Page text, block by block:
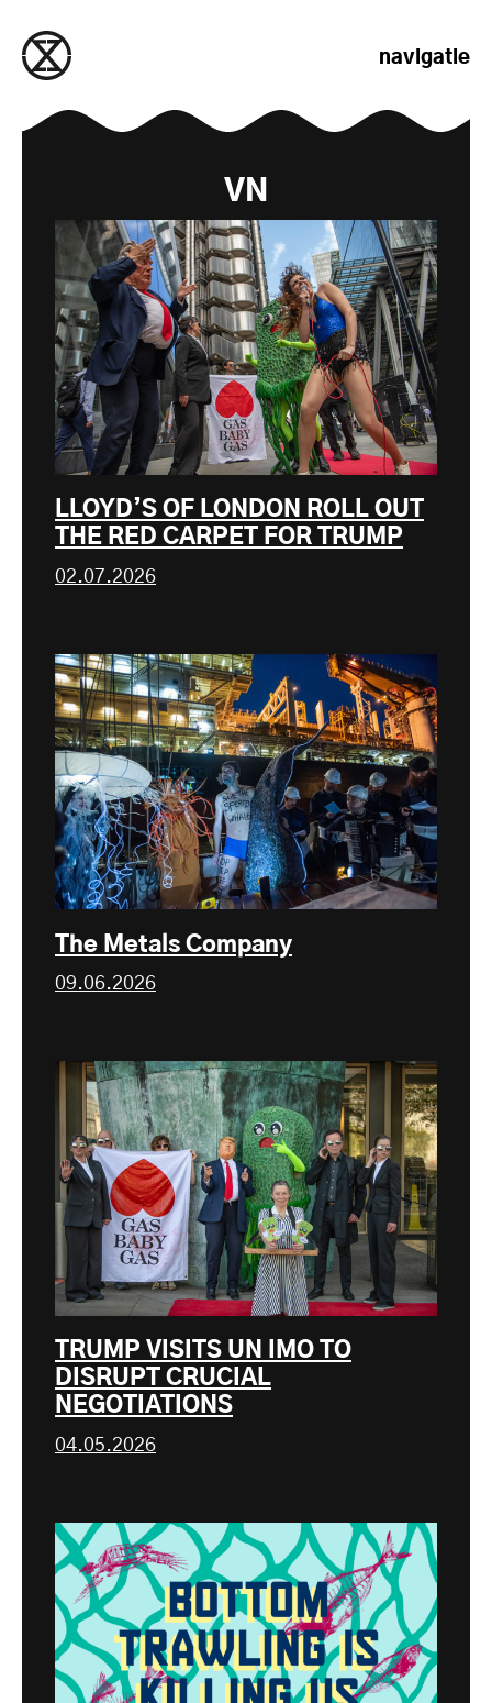
navigatie
VN
LLOYD’S OF LONDON ROLL OUT
THE RED CARPET FOR TRUMP
02.07.2026
The Metals Company
09.06.2026
TRUMP VISITS UN IMO TO
DISRUPT CRUCIAL
NEGOTIATIONS
04.05.2026